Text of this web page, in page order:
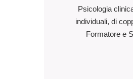
Psicologia
individuali, di
Formatore e